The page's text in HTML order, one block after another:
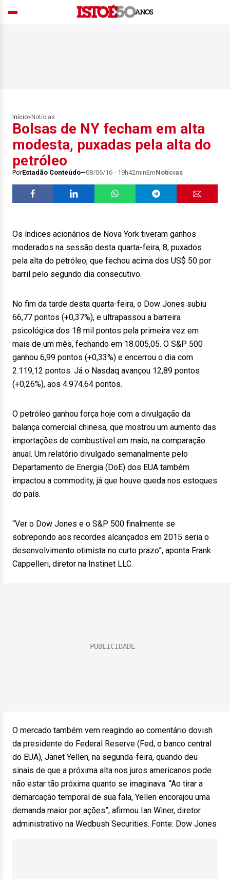
Início> Notícias
Bolsas de NY fecham em alta
modesta, puxadas pela alta do
petróleo
PorEstadão Conteúdo 08/06/16 - 19h42minEmNotícias
Os índices acionários de Nova York tiveram ganhos
moderados na sessão desta quarta-feira, 8, puxados
pela alta do petróleo, que fechou acima dos US$ 50 por
barril pelo segundo dia consecutivo.
No fim da tarde desta quarta-feira, o Dow Jones subiu
66,77 pontos (+0,37%), e ultrapassou a barreira
psicológica dos 18 mil pontos pela primeira vez em
mais de um mês, fechando em 18.005,05. O S&P 500
ganhou 6,99 pontos (+0,33%) e encerrou o dia com
2.119,12 pontos. Já o Nasdaq avançou 12,89 pontos
(+0,26%), aos 4.974.64 pontos.
O petróleo ganhou força hoje com a divulgação da
balança comercial chinesa, que mostrou um aumento das
importações de combustível em maio, na comparação
anual. Um relatório divulgado semanalmente pelo
Departamento de Energia (DoE) dos EUA também
impactou a commodity, já que houve queda nos estoques
do país.
“Ver o Dow Jones e o S&P 500 finalmente se
sobrepondo aos recordes alcançados em 2015 seria o
desenvolvimento otimista no curto prazo”, aponta Frank
Cappelleri, diretor na Instinet LLC.
O mercado também vem reagindo ao comentário dovish
da presidente do Federal Reserve (Fed, o banco central
do EUA), Janet Yellen, na segunda-feira, quando deu
sinais de que a próxima alta nos juros americanos pode
não estar tão próxima quanto se imaginava. “Ao tirar a
demarcação temporal de sua fala, Yellen encorajou uma
demanda maior por ações”, afirmou Ian Winer, diretor
administrativo na Wedbush Securities. Fonte: Dow Jones